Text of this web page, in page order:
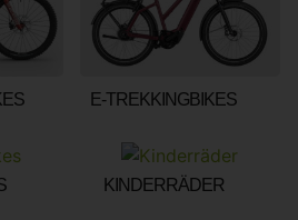
E-TREKKINGBIKES
KINDERRÄDER